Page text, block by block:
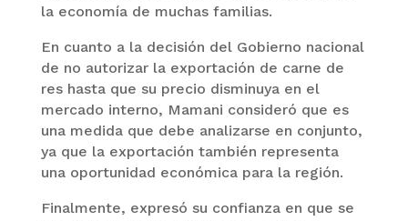
la economía de muchas familias.
En cuanto a la decisión del Gobierno nacional
de no autorizar la exportación de carne de
res hasta que su precio disminuya en el
mercado interno, Mamani consideró que es
una medida que debe analizarse en conjunto,
ya que la exportación también representa
una oportunidad económica para la región.
Finalmente, expresó su confianza en que se